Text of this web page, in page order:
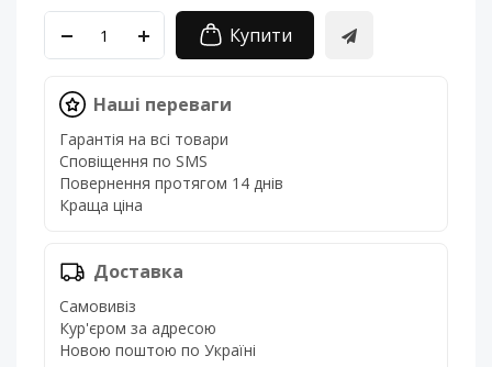
Купити
Наші переваги
Гарантія на всі товари
Сповіщення по SMS
Повернення протягом 14 днів
Краща ціна
Доставка
Самовивіз
Кур'єром за адресою
Новою поштою по Україні